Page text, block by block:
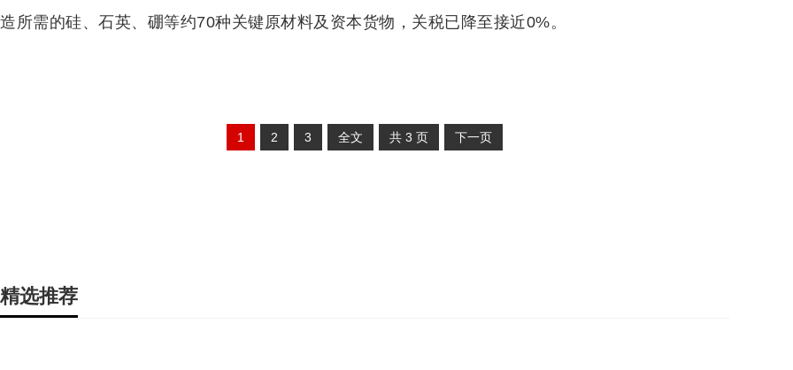
造所需的硅、石英、硼等约70种关键原材料及资本货物，关税已降至接近0%。
1 2 3 全文 共 3 页 下一页
精选推荐